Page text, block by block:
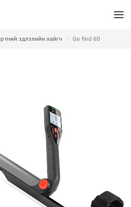
эдлэлийн хайгч Go find 60